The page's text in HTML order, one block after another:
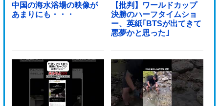
中国の海水浴場の映像が
あまりにも・・・
【批判】ワールドカップ
決勝のハーフタイムショ
ー、英紙｢BTSが出てきて
悪夢かと思った｣